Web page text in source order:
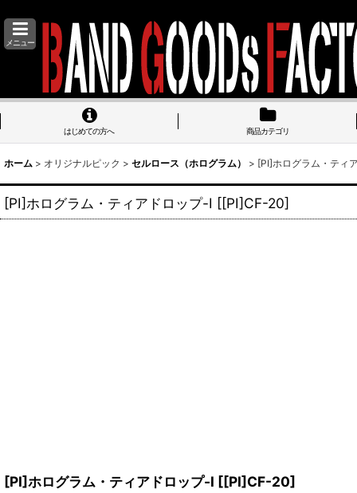
メニュー
はじめての方へ 商品カテゴリ
ホーム > オリジナルピック > セルロース（ホログラム） > [PI]ホログラム・ティ
[PI]ホログラム・ティアドロップ-I [[PI]CF-20]
[PI]ホログラム・ティアドロップ-I [[PI]CF-20]